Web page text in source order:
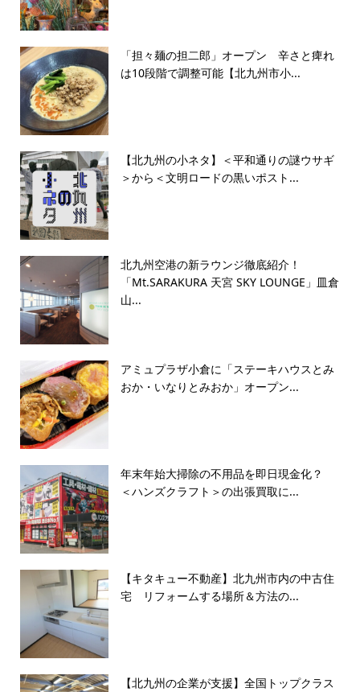
「担々麺の担二郎」オープン 辛さと痺れ
は10段階で調整可能【北九州市小...
【北九州の小ネタ】＜平和通りの謎ウサギ
＞から＜文明ロードの黒いポスト...
北九州空港の新ラウンジ徹底紹介！
「Mt.SARAKURA 天宮 SKY LOUNGE」皿倉
山...
アミュプラザ小倉に「ステーキハウスとみ
おか・いなりとみおか」オープン...
年末年始大掃除の不用品を即日現金化？
＜ハンズクラフト＞の出張買取に...
【キタキュー不動産】北九州市内の中古住
宅 リフォームする場所＆方法の...
【北九州の企業が支援】全国トップクラス